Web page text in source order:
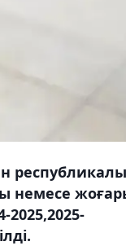
немесе
2025,2025-